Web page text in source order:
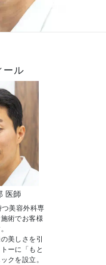
ール
医師
美容外科専
術でお客様
美しさを引
ーに「もと
クを設立。